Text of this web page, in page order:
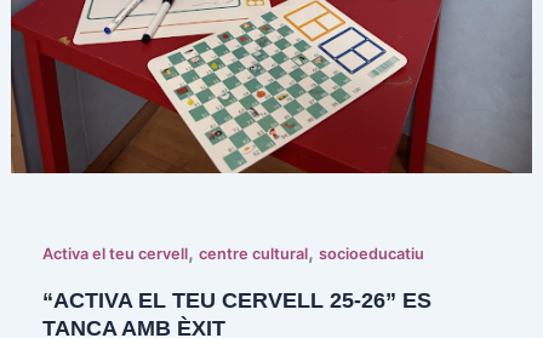
Activa el teu cervell, centre cultural, socioeducatiu
“ACTIVA EL TEU CERVELL 25-26” ES
TANCA AMB ÈXIT